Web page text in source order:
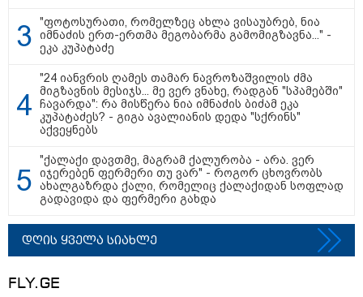
მნიშვნელოვანი ინფორმაცია
11:13 / 05-08-2026
"ფოტოსურათი, რომელზეც ახლა ვისაუბრებ, ნია
იმნაძის ერთ-ერთმა მეგობარმა გამომიგზავნა..." -
ეკა კუპატაძე
"24 იანვრის ღამეს თამარ ნავროზაშვილის ძმა
მიგზავნის მესიჯს... მე ვერ ვნახე, რადგან "სპამებში"
ჩავარდა": რა მისწერა ნია იმნაძის ბიძამ ეკა
კუპატაძეს? - გიგა ავალიანის დედა "სქრინს"
აქვეყნებს
"ქალაქი დავთმე, მაგრამ ქალურობა - არა. ვერ
იჯერებენ ფერმერი თუ ვარ" - როგორ ცხოვრობს
ახალგაზრდა ქალი, რომელიც ქალაქიდან სოფლად
გადავიდა და ფერმერი გახდა
დღის ყველა სიახლე
FLY.GE